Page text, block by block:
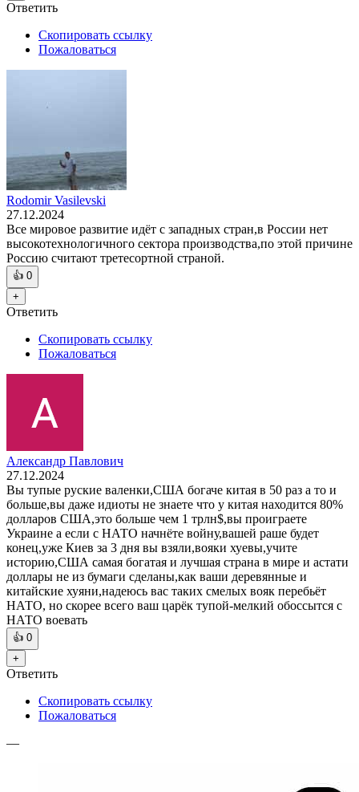
Ответить
Скопировать ссылку
Пожаловаться
Rodomir Vasilevski
27.12.2024
Все мировое развитие идёт с западных стран,в России нет
высокотехнологичного сектора производства,по этой причине
Россию считают третесортной страной.
👍 0
+
Ответить
Скопировать ссылку
Пожаловаться
Александр Павлович
27.12.2024
Вы тупые руские валенки,США богаче китая в 50 раз а то и
больше,вы даже идиоты не знаете что у китая находится 80%
долларов США,это больше чем 1 трлн$,вы проиграете
Украине а если с НАТО начнёте войну,вашей раше будет
конец,уже Киев за 3 дня вы взяли,вояки хуевы,учите
историю,США самая богатая и лучшая страна в мире и астати
доллары не из бумаги сделаны,как ваши деревянные и
китайские хуяни,надеюсь вас таких смелых вояк перебьёт
НАТО, но скорее всего ваш царёк тупой-мелкий обоссытся с
НАТО воевать
👍 0
+
Ответить
Скопировать ссылку
Пожаловаться
—